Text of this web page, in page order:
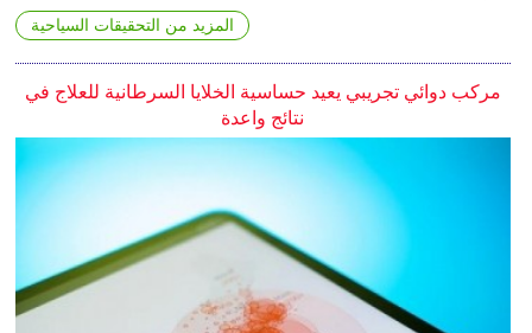
المزيد من التحقيقات السياحية
مركب دوائي تجريبي يعيد حساسية الخلايا السرطانية للعلاج في
نتائج واعدة